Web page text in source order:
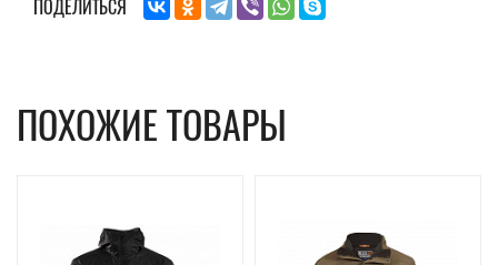
ПОДЕЛИТЬСЯ
ПОХОЖИЕ ТОВАРЫ